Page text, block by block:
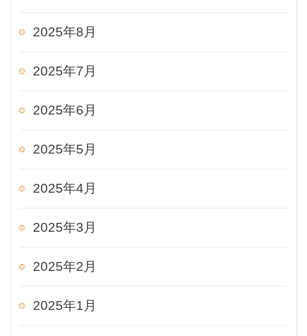
2025年8月
2025年7月
2025年6月
2025年5月
2025年4月
2025年3月
2025年2月
2025年1月